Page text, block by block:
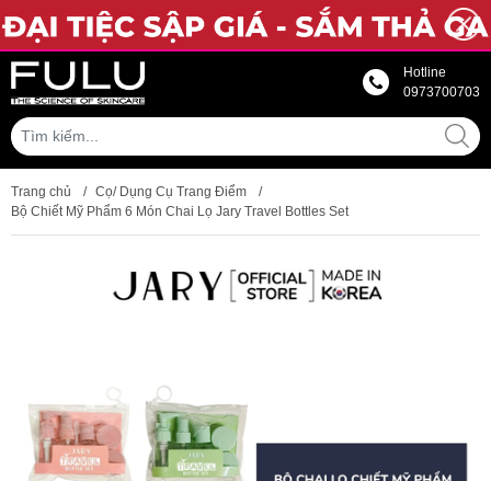
Hotline
0973700703
Trang chủ / Cọ/ Dụng Cụ Trang Điểm
/
Bộ Chiết Mỹ Phẩm 6 Món Chai Lọ Jary Travel Bottles Set